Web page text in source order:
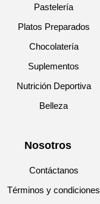
Pastelería
Platos Preparados
Chocolatería
Suplementos
Nutrición Deportiva
Belleza
Nosotros
Contáctanos
Términos y condiciones